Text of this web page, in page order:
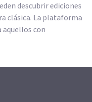
descubrir ediciones
clásica. La plataforma
con